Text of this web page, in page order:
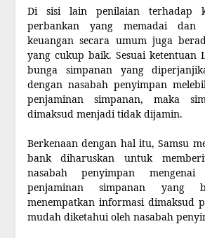
Di sisi lain penilaian terhadap
perbankan yang memadai dan
keuangan secara umum juga
yang cukup baik. Sesuai ketentuan
bunga simpanan yang
dengan nasabah penyimpan
penjaminan simpanan, maka
dimaksud menjadi tidak dijamin.
Berkenaan dengan hal itu, Samsu
bank diharuskan untuk
nasabah penyimpan
penjaminan simpanan yang
menempatkan informasi dimaksud
mudah diketahui oleh nasabah